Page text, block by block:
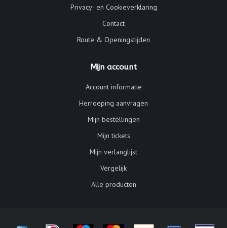
Privacy- en Cookieverklaring
Contact
Route & Openingstijden
Mijn account
Account informatie
Herroeping aanvragen
Mijn bestellingen
Mijn tickets
Mijn verlanglijst
Vergelijk
Alle producten